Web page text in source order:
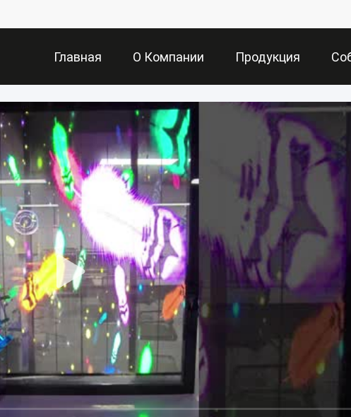
Главная
Страница
О Компании Продукция